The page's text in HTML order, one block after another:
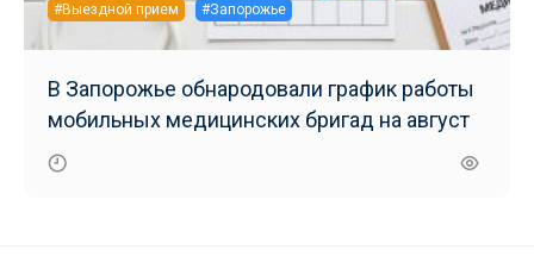
#Выездной прием #Запорожье
В Запорожье обнародовали график работы
мобильных медицинских бригад на август